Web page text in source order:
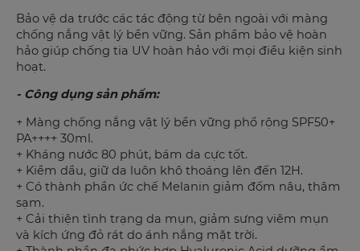
Bảo vệ da trước các tác động từ bên ngoài với màng
chống nắng vật lý bền vững. Sản phẩm bảo vệ hoàn
hảo giúp chống tia UV hoàn hảo với mọi điều kiện sinh
hoạt.
- Công dụng sản phẩm:
+ Màng chống nắng vật lý bền vững phổ rộng SPF50+
PA++++ 30ml.
+ Kháng nước 80 phút, bám da cực tốt.
+ Kiềm dầu, giữ da luôn khô thoáng lên đến 12H.
+ Có thành phần ức chế Melanin giảm đốm nâu, thâm
sạm.
+ Cải thiện tình trạng da mụn, giảm sưng viêm mụn
và kích ứng đỏ rát do ánh nắng mặt trời.